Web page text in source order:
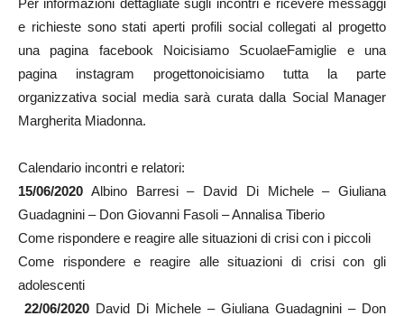
Per informazioni dettagliate sugli incontri e ricevere messaggi
e richieste sono stati aperti profili social collegati al progetto
una pagina facebook Noicisiamo ScuolaeFamiglie e una
pagina instagram progettonoicisiamo tutta la parte
organizzativa social media sarà curata dalla Social Manager
Margherita Miadonna.
Calendario incontri e relatori:
15/06/2020 Albino Barresi – David Di Michele – Giuliana
Guadagnini – Don Giovanni Fasoli – Annalisa Tiberio
Come rispondere e reagire alle situazioni di crisi con i piccoli
Come rispondere e reagire alle situazioni di crisi con gli
adolescenti
22/06/2020 David Di Michele – Giuliana Guadagnini – Don